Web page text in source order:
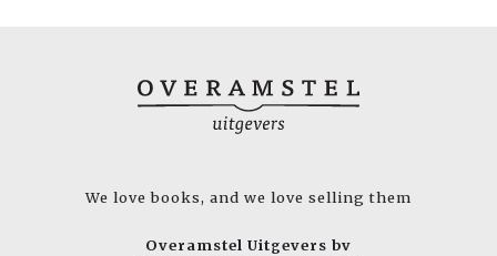
We love books, and we love selling them
Overamstel Uitgevers bv